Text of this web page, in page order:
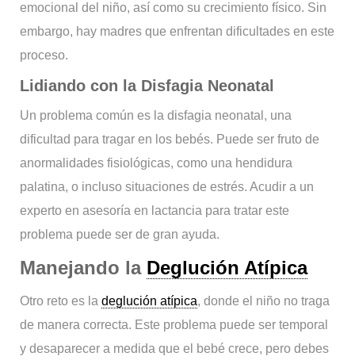
emocional del niño, así como su crecimiento físico. Sin
embargo, hay madres que enfrentan dificultades en este
proceso.
Lidiando con la Disfagia Neonatal
Un problema común es la disfagia neonatal, una
dificultad para tragar en los bebés. Puede ser fruto de
anormalidades fisiológicas, como una hendidura
palatina, o incluso situaciones de estrés. Acudir a un
experto en asesoría en lactancia para tratar este
problema puede ser de gran ayuda.
Manejando la Deglución Atípica
Otro reto es la deglución atípica, donde el niño no traga
de manera correcta. Este problema puede ser temporal
y desaparecer a medida que el bebé crece, pero debes